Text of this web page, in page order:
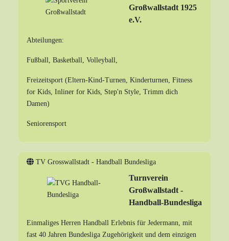
Großwallstadt 1925
e.V.
Abteilungen:
Fußball, Basketball, Volleyball,
Freizeitsport (Eltern-Kind-Turnen, Kinderturnen, Fitness
for Kids, Inliner for Kids, Step'n Style, Trimm dich
Damen)
Seniorensport
TV Grosswallstadt - Handball Bundesliga
Turnverein
Großwallstadt -
Handball-Bundesliga
Einmaliges Herren Handball Erlebnis für Jedermann, mit
fast 40 Jahren Bundesliga Zugehörigkeit und dem einzigen